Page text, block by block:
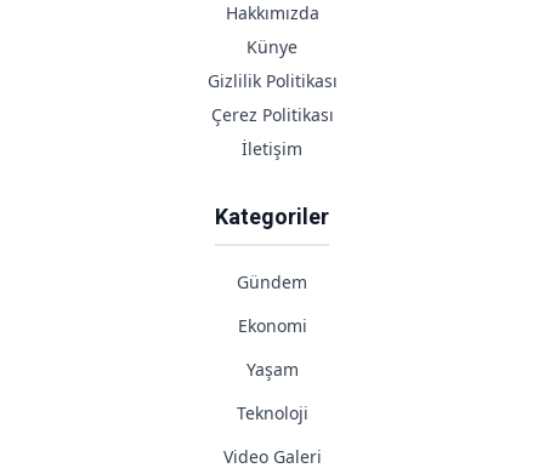
Hakkımızda
Künye
Gizlilik Politikası
Çerez Politikası
İletişim
Kategoriler
Gündem
Ekonomi
Yaşam
Teknoloji
Video Galeri